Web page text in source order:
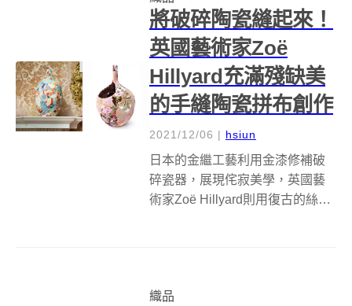
試尊重並理解動物，...
將破碎陶瓷縫起來！
英國藝術家Zoë
Hillyard充滿殘缺美
的手縫陶瓷拼布創作
2021/12/06 | hsiun
日本的金繼工藝利用金漆修補破
碎瓷器，展現侘寂美學，英國藝
術家Zoë Hillyard則用復古的絲綢
形狀、樣貌可能不太一樣，卻將
織品